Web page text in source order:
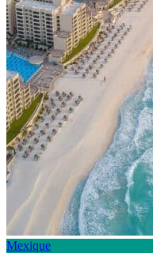
Mexique